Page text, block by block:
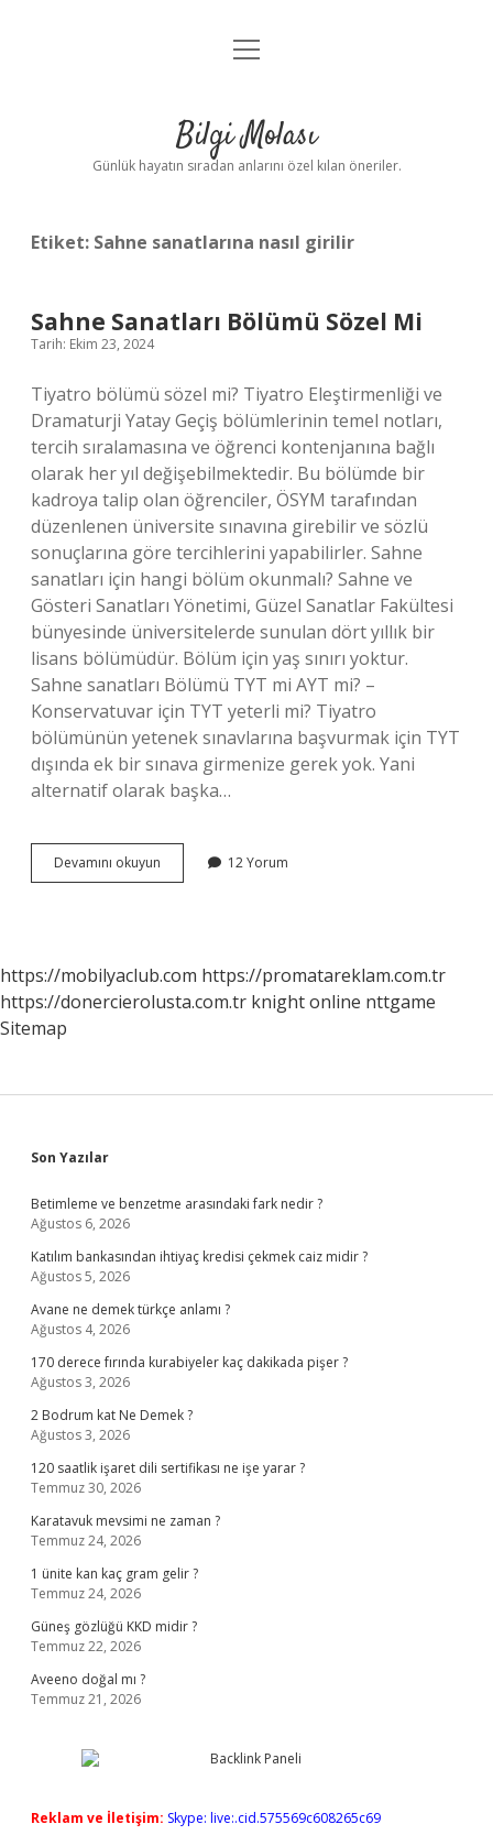
Anasayfa
Yasal Uyarı
menüyü
Bilgi Molası
Günlük hayatın sıradan anlarını özel kılan öneriler.
Etiket: Sahne sanatlarına nasıl girilir
Sahne Sanatları Bölümü Sözel Mi
Tarih: Ekim 23, 2024
Tiyatro bölümü sözel mi? Tiyatro Eleştirmenliği ve
Dramaturji Yatay Geçiş bölümlerinin temel notları,
tercih sıralamasına ve öğrenci kontenjanına bağlı
olarak her yıl değişebilmektedir. Bu bölümde bir
kadroya talip olan öğrenciler, ÖSYM tarafından
düzenlenen üniversite sınavına girebilir ve sözlü
sonuçlarına göre tercihlerini yapabilirler. Sahne
sanatları için hangi bölüm okunmalı? Sahne ve
Gösteri Sanatları Yönetimi, Güzel Sanatlar Fakültesi
bünyesinde üniversitelerde sunulan dört yıllık bir
lisans bölümüdür. Bölüm için yaş sınırı yoktur.
Sahne sanatları Bölümü TYT mi AYT mi? –
Konservatuvar için TYT yeterli mi? Tiyatro
bölümünün yetenek sınavlarına başvurmak için TYT
dışında ek bir sınava girmenize gerek yok. Yani
alternatif olarak başka…
Devamını okuyun
Sanatları
12 Yorum
https://mobilyaclub.com https://promatareklam.com.tr
https://donercierolusta.com.tr knight online nttgame
Sitemap
Sidebar
Son Yazılar
Betimleme ve benzetme arasındaki fark nedir ?
Ağustos 6, 2026
Katılım bankasından ihtiyaç kredisi çekmek caiz midir ?
Ağustos 5, 2026
Avane ne demek türkçe anlamı ?
Ağustos 4, 2026
170 derece fırında kurabiyeler kaç dakikada pişer ?
Ağustos 3, 2026
2 Bodrum kat Ne Demek ?
Ağustos 3, 2026
120 saatlik işaret dili sertifikası ne işe yarar ?
Temmuz 30, 2026
Karatavuk mevsimi ne zaman ?
Temmuz 24, 2026
1 ünite kan kaç gram gelir ?
Temmuz 24, 2026
Güneş gözlüğü KKD midir ?
Temmuz 22, 2026
Aveeno doğal mı ?
Temmuz 21, 2026
Reklam ve İletişim: Skype: live:.cid.575569c608265c69